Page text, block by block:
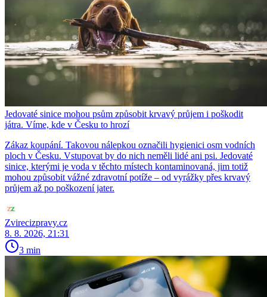
Jedovaté sinice mohou psům způsobit krvavý průjem i poškodit
játra. Víme, kde v Česku to hrozí
Zákaz koupání. Takovou nálepkou označili hygienici osm vodních
ploch v Česku. Vstupovat by do nich neměli lidé ani psi. Jedovaté
sinice, kterými je voda v těchto místech kontaminovaná, jim totiž
mohou způsobit vážné zdravotní potíže – od vyrážky přes krvavý
průjem až po poškození jater.
Zvirecizpravy.cz
8. 8. 2026, 21:31
3 min